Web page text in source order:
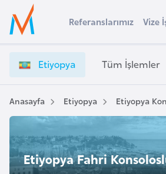
Ülke Seçimi
Başvuru yapmak istediğiniz ülkeyi seçin
Üye
Girişi
t
y
o
p
y
V
i
z
Referanslarımız Vize
Etiyopya Tüm İşlemler
Anasayfa Etiyopya Etiyopya
Etiyopya Fahri
s
t
r
a
A
v